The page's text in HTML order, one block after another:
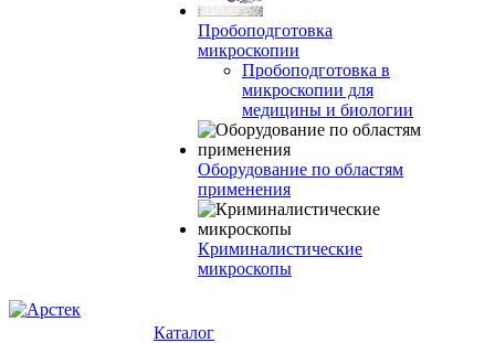
Пробоподготовка
микроскопии
Пробоподготовка в
микроскопии для
медицины и биологии
Оборудование по областям
применения
Криминалистические
микроскопы
Каталог